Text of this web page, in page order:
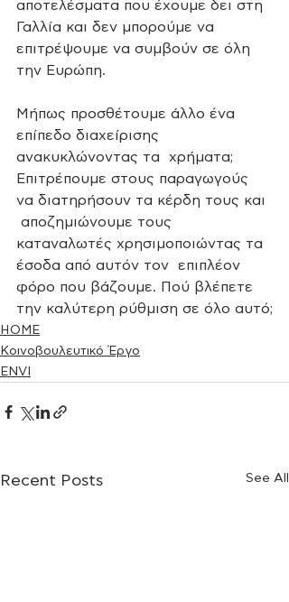
αποτελέσματα που έχουμε δει στη
Γαλλία και δεν μπορούμε να
επιτρέψουμε να συμβούν σε όλη
την Ευρώπη.
Μήπως προσθέτουμε άλλο ένα
επίπεδο διαχείρισης
ανακυκλώνοντας τα  χρήματα;
Επιτρέπουμε στους παραγωγούς
να διατηρήσουν τα κέρδη τους και
αποζημιώνουμε τους
καταναλωτές χρησιμοποιώντας τα
έσοδα από αυτόν τον  επιπλέον
φόρο που βάζουμε. Πού βλέπετε
την καλύτερη ρύθμιση σε όλο αυτό;
HOME
Κοινοβουλευτικό Έργο
ENVI
Recent Posts See All